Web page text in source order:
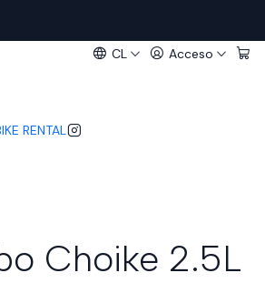
CL Acceso
RENTAL
Choike 2.5L